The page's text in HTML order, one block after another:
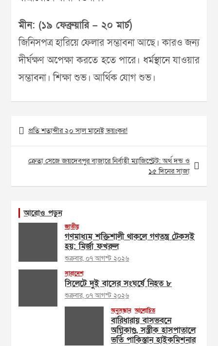
মীন: (১৯ ফেব্রুয়ারি – ২০ মার্চ)
জিনিসপত্র হারিয়ে ফেলার সম্ভাবনা আছে। কারও জন্য
দীর্ঘক্ষণ অপেক্ষা করতে হতে পারে। ধর্মস্থানে যাওয়ার
সম্ভাবনা। শিক্ষা শুভ। আর্থিক যোগ শুভ।
Post
navigation
প্রতি শতাব্দীর ২০ সাল মানেই ভয়ংকর!
ক্রেতা সেজে জয়দেবপুর বাজারে নির্বাহী ম্যাজিস্ট্রেট: অর্থ দন্ড ও
১৫ দিনের সাজা
আরোও পড়ুন
জাতীয়
গণমাধ্যম শক্তিশালী থাকলে গণতন্ত্র টেকসই
হয়: মির্জা ফখরুল
শুক্রবার, ০৭ আগস্ট ২০২৬
সারাদেশ
সিলেটে দুই বাসের সংঘর্ষে নিহত ৮
শুক্রবার, ০৭ আগস্ট ২০২৬
অনুসন্ধান আলোচিত
বারিধারায় বাসভবনে
অগ্নিকাণ্ড, সস্ত্রীক হাসপাতালে
ভর্তি পাকিস্তান হাইকমিশনার